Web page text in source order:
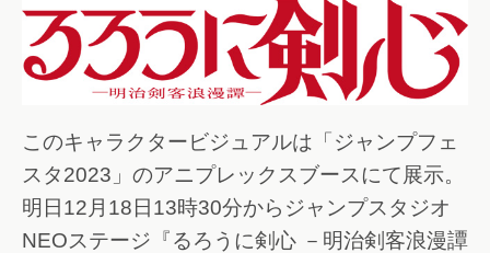
このキャラクタービジュアルは「ジャンプフェ
スタ2023」のアニプレックスブースにて展示。
明日12月18日13時30分からジャンプスタジオ
NEOステージ『るろうに剣心 －明治剣客浪漫譚